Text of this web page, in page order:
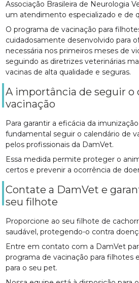
Associação Brasileira de Neurologia
um atendimento especializado e de
O programa de vacinação para
cuidadosamente desenvolvido para
necessária nos primeiros meses de
seguindo as diretrizes veterinárias
vacinas de alta qualidade e seguras.
A importância de seguir o
vacinação
Para garantir a eficácia da
fundamental seguir o calendário de
pelos profissionais da DamVet.
Essa medida permite proteger o
certos e prevenir a ocorrência de
Contate a DamVet e
seu filhote
Proporcione ao seu filhote de
saudável, protegendo-o contra
Entre em contato com a DamVet
programa de vacinação para filhotes
para o seu pet.